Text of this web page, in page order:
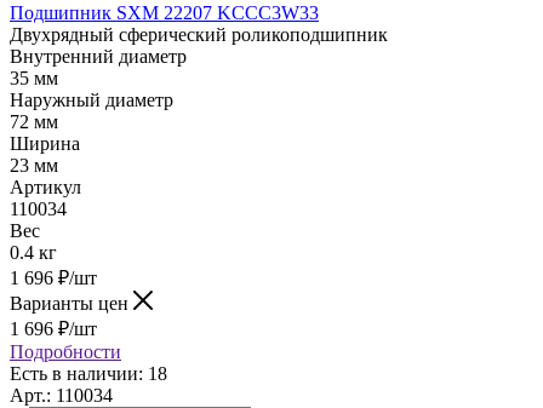
Подшипник SXM 22207 KCCC3W33
Двухрядный сферический роликоподшипник
Внутренний диаметр
35 мм
Наружный диаметр
72 мм
Ширина
23 мм
Артикул
110034
Вес
0.4 кг
1 696 ₽/шт
Варианты цен
1 696 ₽/шт
Подробности
Есть в наличии: 18
Арт.: 110034